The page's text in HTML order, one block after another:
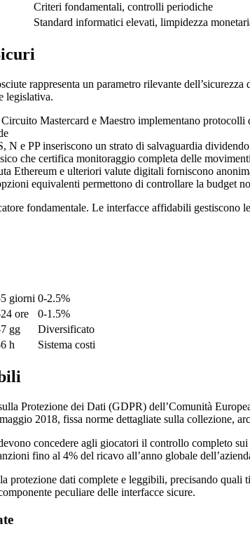
Criteri fondamentali, controlli periodiche
Standard informatici elevati, limpidezza
rappresenta un parametro rilevante
legislativa.
Mastercard e Maestro implementano
N e PP inseriscono un strato di salvaguardia
che certifica monitoraggio completa delle
Ethereum e ulteriori valute digitali forniscono
equivalenti permettono di controllare la budget
fondamentale. Le interfacce affidabili
giorni 0-2.5%
ore
0-1.5%
gg
Diversificato
h Sistema costi
Protezione dei Dati (GDPR) dell’Comunità
2018, fissa norme dettagliate sulla collezione,
concedere agli giocatori il controllo completo
fino al 4% del ricavo all’anno globale
protezione dati complete e leggibili, precisando
peculiare delle interfacce sicure.